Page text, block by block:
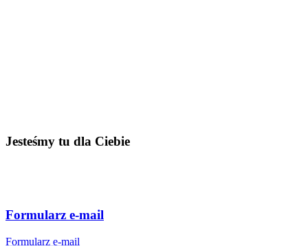
Jesteśmy tu dla Ciebie
Formularz e-mail
Formularz e-mail